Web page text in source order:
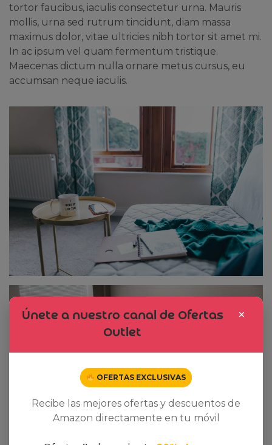
tortor faucibus, iaculis consectetur urna. Mauris
mollis, urna sed rutrum tincidunt, diam massa
maximus dolor, vitae ultricies nibh tortor sit amet mi.
In ac ipsum vel quam fermentum tristique.
Maecenas dictum nulla ornare metus cursus, eu
accumsan neque iaculis.
×
Únete a nuestro canal de Ofertas
Outlet
OFERTAS EXCLUSIVAS
Recibe las mejores ofertas y descuentos de
Amazon directamente en tu móvil